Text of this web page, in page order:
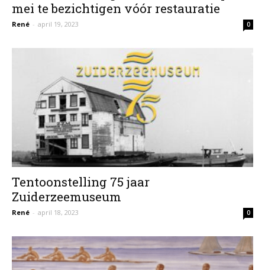
mei te bezichtigen vóór restauratie
René - april 19, 2023 0
Tentoonstelling 75 jaar
Zuiderzeemuseum
René - april 18, 2023 0